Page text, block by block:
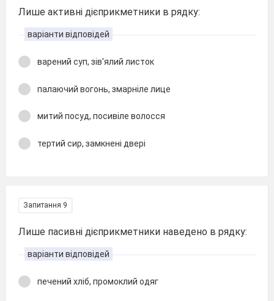
Лише активні дієприкметники в рядку:
варіанти відповідей
варений суп, зів'ялий листок
палаючий вогонь, змарніле лице
митий посуд, посивіле волосся
тертий сир, замкнені двері
Запитання 9
Лише пасивні дієприкметники наведено в рядку:
варіанти відповідей
печений хліб, промоклий одяг